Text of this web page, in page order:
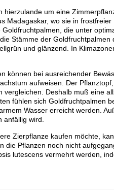
hierzulande um eine
Madagaskar, wo sie in
die unter
Stämme der
und glänzend. In
können bei ausreichender
aufweisen. Der
vergleichen. Deshalb muß eine
fühlen sich Goldfruchtpalmen
Wasser erreicht werden.
wird.
Zierpflanze kaufen möchte,
die Pflanzen noch nicht
lutescens vermehrt werden,